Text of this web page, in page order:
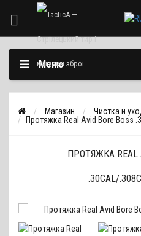
Меню
Магазин Чистка и
Протяжка Real Avid Bore Boss
ПРОТЯЖКА REAL
.30CAL/